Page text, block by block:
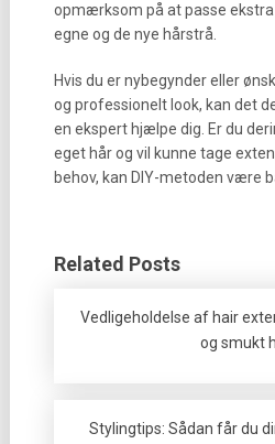
opmærksom på at passe
egne og de nye hårstrå.
Hvis du er nybegynder eller
og professionelt look, kan det
en ekspert hjælpe dig. Er du
eget hår og vil kunne tage
behov, kan DIY-metoden være
Related Posts
Vedligeholdelse af hair
og smukt
Stylingtips: Sådan får du